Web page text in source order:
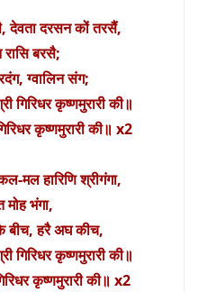
दरसन कों तरसैं,
बरसै;
ग्वालिन संग;
गिरिधर कृष्णमुरारी की॥
कृष्णमुरारी की॥ x2
मल हारिणि श्रीगंगा,
मोह भंगा,
बीच, हरै अघ कीच,
गिरिधर कृष्णमुरारी की॥
कृष्णमुरारी की॥ x2